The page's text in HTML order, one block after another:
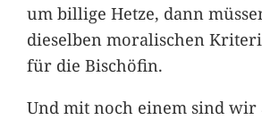
um billige Hetze, dann
dieselben moralischen
für die Bischöfin.
Und mit noch einem sind